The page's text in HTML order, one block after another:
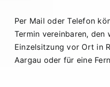
Per Mail oder Telefon
Termin vereinbaren, den
Einzelsitzung vor Ort in
Aargau oder für eine